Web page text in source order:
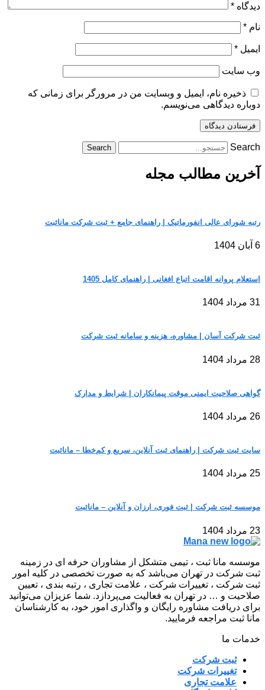
دیدگاه *
نام *
ایمیل *
وب‌ سایت
ذخیره نام، ایمیل و وبسایت من در مرورگر برای زمانی که
دوباره دیدگاهی می‌نویسم.
Search
Search
آخرین مطالب مجله
رتبه شورای عالی انفورماتیک | راهنمای جامع + ثبت شرکت مانا‌ثبت
6 آبان 1404
استعلام پروانه اقامت اتباع افغانی | راهنمای کامل 1405
31 مرداد 1404
ثبت شرکت آسان | مشاوره، هزینه و سامانه ثبت شرکت
28 مرداد 1404
گواهی صلاحیت ایمنی موقت پیمانکاران | شرایط و مدارک
26 مرداد 1404
سایت ثبت شرکت | راهنمای ثبت آنلاین، سریع و کم‌خطا – مانا‌ثبت
25 مرداد 1404
موسسه ثبت شرکت | ثبت فوری، ارزان و آنلاین – مانا‌ثبت
23 مرداد 1404
موسسه مانا ثبت ، تیمی متشکل از مشاوران حرفه ای در زمینه
ثبت شرکت در تهران می‌باشد که به صورت تخصصی در کلیه امور
ثبت شرکت ، تغییرات شرکت ، علامت تجاری ، رتبه بندی ، تعیین
صلاحیت و … در تهران به فعالیت می‌پردازد. شما عزیزان می‌توانید
برای دریافت مشاوره رایگان و واگذاری امور خود، به کارشناسان
مانا ثبت مراجعه فرمایید.
خدمات ما
ثبت شرکت
تغییرات شرکت
علامت تجاری